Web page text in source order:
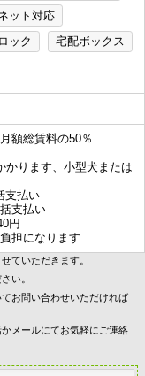
ット対応
ック
宅配ボックス
額総賃料の50％
かります、小型犬または
支払い
支払い
円
担になります
ていただきます。
い。
お問い合わせいただければ
メールにてお気軽にご連絡